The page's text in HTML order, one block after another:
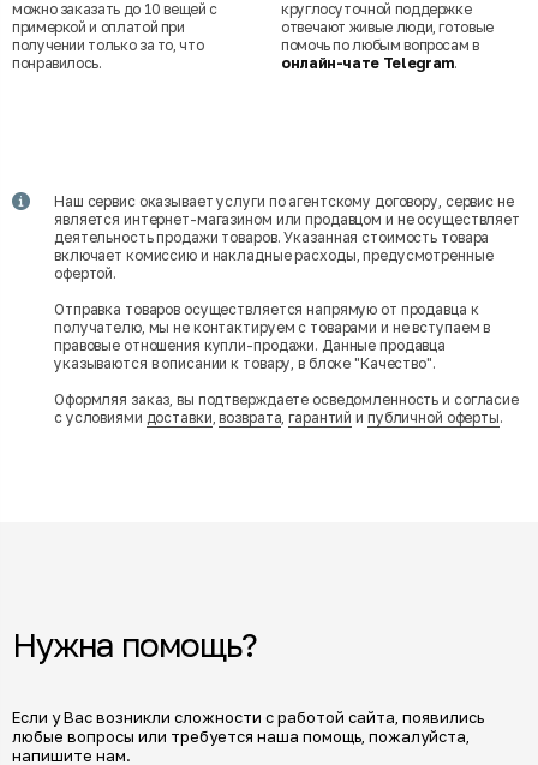
можно заказать до 10 вещей с
примеркой и оплатой при
получении только за то, что
понравилось.
круглосуточной поддержке
отвечают живые люди, готовые
помочь по любым вопросам в
онлайн-чате Telegram.
Наш сервис оказывает услуги по агентскому договору, сервис не
является интернет-магазином или продавцом и не осуществляет
деятельность продажи товаров. Указанная стоимость товара
включает комиссию и накладные расходы, предусмотренные
офертой.
Отправка товаров осуществляется напрямую от продавца к
получателю, мы не контактируем с товарами и не вступаем в
правовые отношения купли-продажи. Данные продавца
указываются в описании к товару, в блоке "Качество".
Оформляя заказ, вы подтверждаете осведомленность и согласие
с условиями доставки,возврата,гарантий и публичной оферты.
Нужна помощь?
Если у Вас возникли сложности с работой сайта, появились
любые вопросы или требуется наша помощь, пожалуйста,
напишите нам.